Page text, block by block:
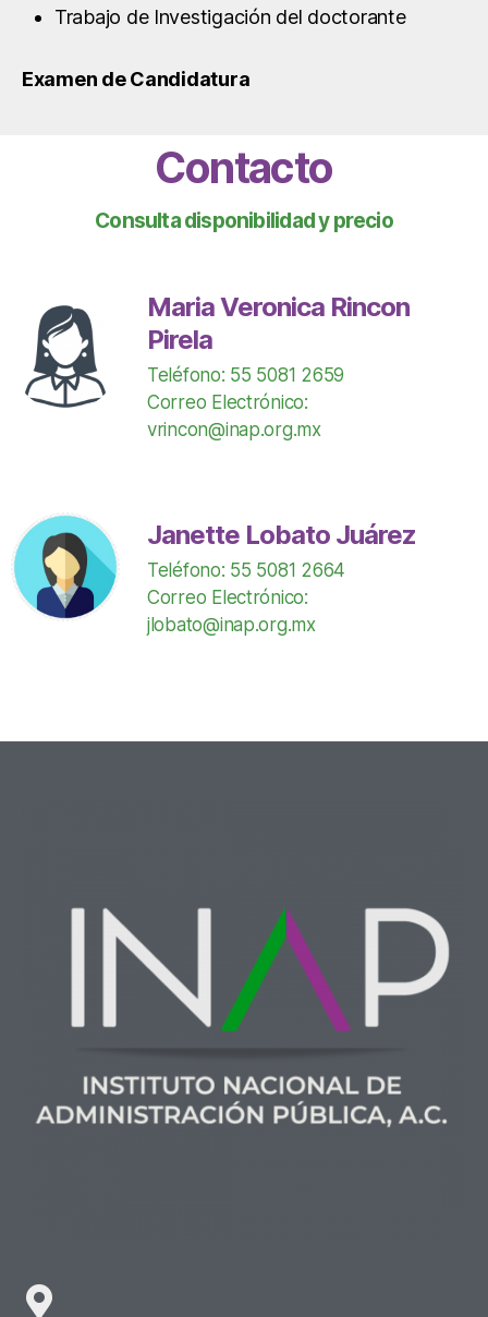
Trabajo de Investigación del doctorante
Examen de Candidatura
Contacto
Consulta disponibilidad y precio
Maria Veronica Rincon
Pirela
Teléfono: 55 5081 2659
Correo Electrónico:
vrincon@inap.org.mx
Janette Lobato Juárez
Teléfono: 55 5081 2664
Correo Electrónico:
jlobato@inap.org.mx